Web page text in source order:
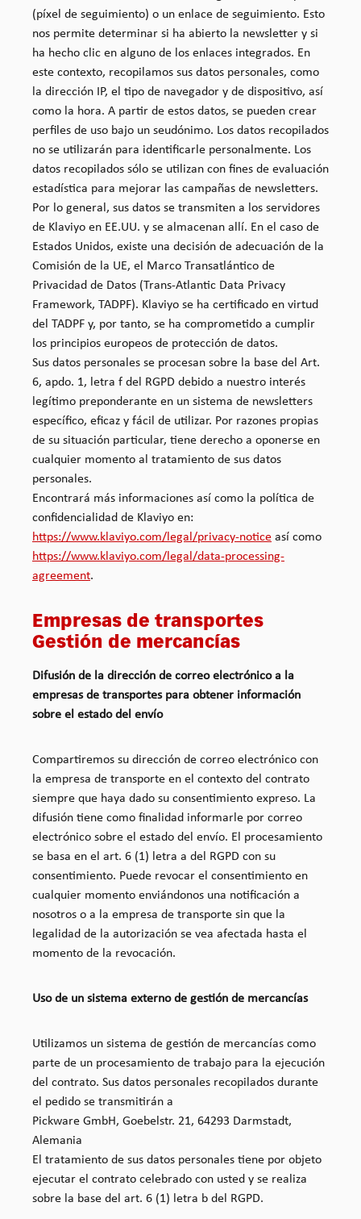
(píxel de seguimiento) o un enlace de seguimiento. Esto
nos permite determinar si ha abierto la newsletter y si
ha hecho clic en alguno de los enlaces integrados. En
este contexto, recopilamos sus datos personales, como
la dirección IP, el tipo de navegador y de dispositivo, así
como la hora. A partir de estos datos, se pueden crear
perfiles de uso bajo un seudónimo. Los datos recopilados
no se utilizarán para identificarle personalmente. Los
datos recopilados sólo se utilizan con fines de evaluación
estadística para mejorar las campañas de newsletters.
Por lo general, sus datos se transmiten a los servidores
de Klaviyo en EE.UU. y se almacenan allí. En el caso de
Estados Unidos, existe una decisión de adecuación de la
Comisión de la UE, el Marco Transatlántico de
Privacidad de Datos (Trans-Atlantic Data Privacy
Framework, TADPF). Klaviyo se ha certificado en virtud
del TADPF y, por tanto, se ha comprometido a cumplir
los principios europeos de protección de datos.
Sus datos personales se procesan sobre la base del Art.
6, apdo. 1, letra f del RGPD debido a nuestro interés
legítimo preponderante en un sistema de newsletters
específico, eficaz y fácil de utilizar. Por razones propias
de su situación particular, tiene derecho a oponerse en
cualquier momento al tratamiento de sus datos
personales.
Encontrará más informaciones así como la política de
confidencialidad de Klaviyo en:
https://www.klaviyo.com/legal/privacy-notice así como
https://www.klaviyo.com/legal/data-processing-
agreement.
Empresas de transportes
Gestión de mercancías
Difusión de la dirección de correo electrónico a la
empresas de transportes para obtener información
sobre el estado del envío
Compartiremos su dirección de correo electrónico con
la empresa de transporte en el contexto del contrato
siempre que haya dado su consentimiento expreso. La
difusión tiene como finalidad informarle por correo
electrónico sobre el estado del envío. El procesamiento
se basa en el art. 6 (1) letra a del RGPD con su
consentimiento. Puede revocar el consentimiento en
cualquier momento enviándonos una notificación a
nosotros o a la empresa de transporte sin que la
legalidad de la autorización se vea afectada hasta el
momento de la revocación.
Uso de un sistema externo de gestión de mercancías
Utilizamos un sistema de gestión de mercancías como
parte de un procesamiento de trabajo para la ejecución
del contrato. Sus datos personales recopilados durante
el pedido se transmitirán a
Pickware GmbH, Goebelstr. 21, 64293 Darmstadt,
Alemania
El tratamiento de sus datos personales tiene por objeto
ejecutar el contrato celebrado con usted y se realiza
sobre la base del art. 6 (1) letra b del RGPD.